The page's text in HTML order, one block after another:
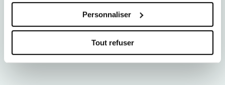
Personnaliser
Tout refuser